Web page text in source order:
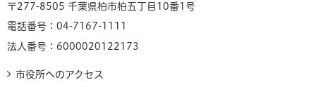
〒277-8505 千葉県柏市柏五丁目10番1号
電話番号：04-7167-1111
法人番号：6000020122173
市役所へのアクセス